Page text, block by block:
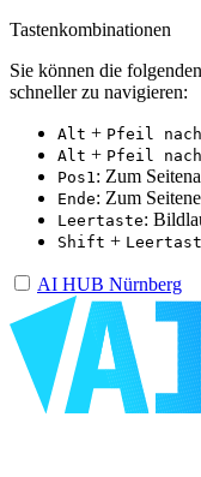
Tastenkombinationen
Sie können die
schneller zu navigieren:
Alt + Pfeil
Alt + Pfeil
Pos1: Zum
Ende: Zum
Leertaste:
Shift +
AI HUB Nürnberg